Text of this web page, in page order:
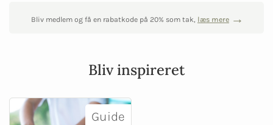
Bliv medlem og få en rabatkode på 20% som tak, læs mere
Bliv inspireret
Guide